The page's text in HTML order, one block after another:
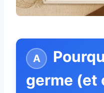
germe (et